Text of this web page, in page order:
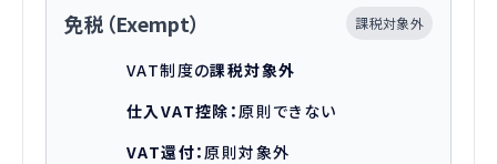
免税（Exempt） 課税対象外
VAT制度の課税対象外
仕入VAT控除：原則できない
VAT還付：原則対象外